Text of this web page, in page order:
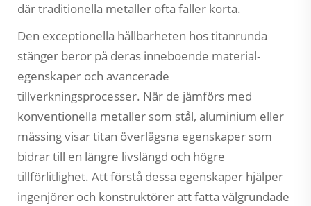
där traditionella metaller ofta faller korta.
Den exceptionella hållbarheten hos titanrunda
stänger beror på deras inneboende material­
egenskaper och avancerade
tillverkningsprocesser. När de jämförs med
konventionella metaller som stål, aluminium eller
mässing visar titan överlägsna egenskaper som
bidrar till en längre livslängd och högre
tillförlitlighet. Att förstå dessa egenskaper hjälper
ingenjörer och konstruktörer att fatta välgrundade